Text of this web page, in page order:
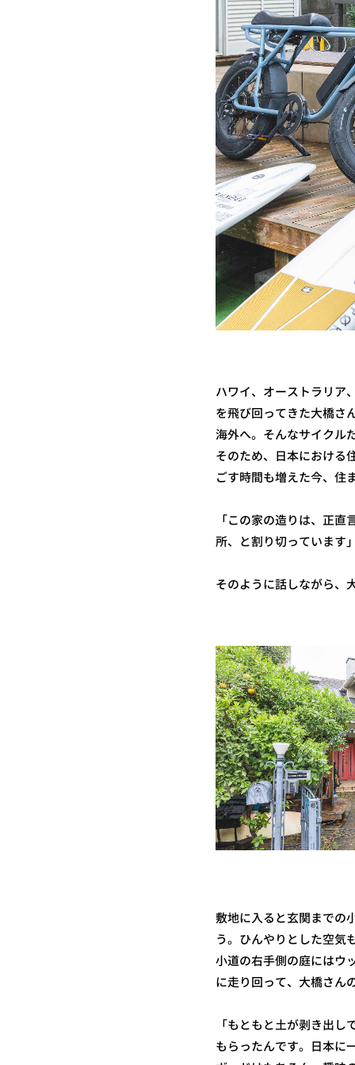
ハワイ、オーストラリア
を飛び回ってきた大橋さ
海外へ。そんなサイクル
そのため、日本における
ごす時間も増えた今、住
「この家の造りは、正
所、と割り切っています」
そのように話しながら、
敷地に入ると玄関までの
う。ひんやりとした空気
小道の右手側の庭にはウ
に走り回って、大橋さん
「もともと土が剥き出
もらったんです。日本に